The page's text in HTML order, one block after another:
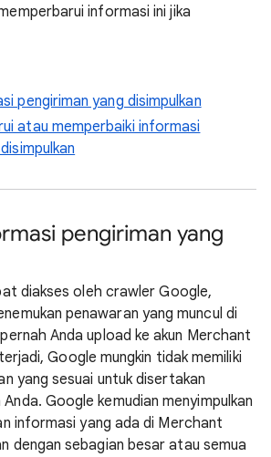
informasi ini jika
pengiriman yang disimpulkan
atau memperbaiki informasi
pengiriman yang
diakses oleh crawler Google,
penawaran yang muncul di
Anda upload ke akun Merchant
Google mungkin tidak memiliki
yang sesuai untuk disertakan
Google kemudian menyimpulkan
informasi yang ada di Merchant
dengan sebagian besar atau semua